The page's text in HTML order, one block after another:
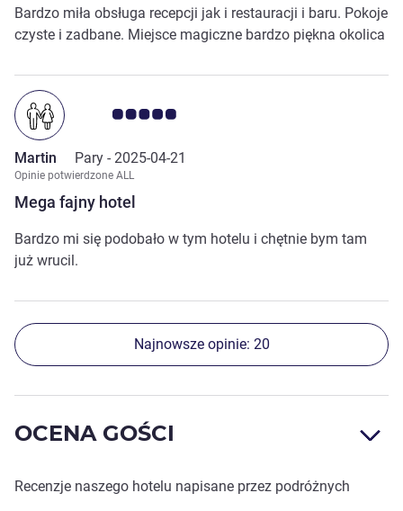
Bardzo miła obsługa recepcji jak i restauracji i baru. Pokoje
czyste i zadbane. Miejsce magiczne bardzo piękna okolica
Mega fajny hotel
Ocena klientów 5.0/5
Martin Pary - 2025-04-21
Opinie potwierdzone ALL
Bardzo mi się podobało w tym hotelu i chętnie bym tam
już wrucil.
Najnowsze opinie: 20
OCENA GOŚCI
Recenzje naszego hotelu napisane przez podróżnych